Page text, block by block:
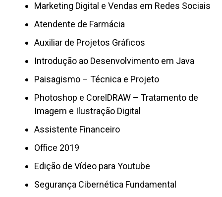
Marketing Digital e Vendas em Redes Sociais
Atendente de Farmácia
Auxiliar de Projetos Gráficos
Introdução ao Desenvolvimento em Java
Paisagismo – Técnica e Projeto
Photoshop e CorelDRAW – Tratamento de
Imagem e Ilustração Digital
Assistente Financeiro
Office 2019
Edição de Vídeo para Youtube
Segurança Cibernética Fundamental